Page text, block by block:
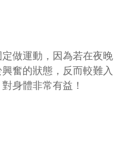
做運動，因為若在夜晚
奮的狀態，反而較難入
身體非常有益！